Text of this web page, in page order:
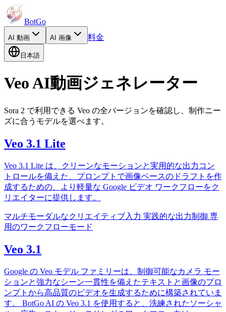
BotGo
AI 動画 AI 画像 料金
日本語
Veo AI動画ジェネレーター
Sora 2 で利用できる Veo の全バージョンを確認し、制作ニー
ズに合うモデルを選べます。
Veo 3.1 Lite
Veo 3.1 Lite は、クリーンなモーションと実用的な出力コン
トロールを備えた、プロンプトで画像ベースのドラフトを作
成するための、より軽量な Google ビデオ ワークフローをク
リエイターに提供します。
マルチモーダルなクリエイティブ入力 実践的な出力制御 専
用のワークフローモード
Veo 3.1
Google の Veo モデル ファミリーは、制御可能なカメラ モー
ションと強力なシーン一貫性を備えたテキストと画像のプロ
ンプトから高品質のビデオを生成するために構築されていま
す。 BotGo AI の Veo 3.1 を使用すると、洗練されたソーシャ